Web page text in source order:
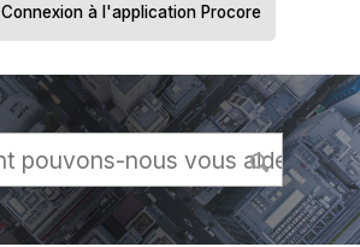
Connexion à l'application Procore